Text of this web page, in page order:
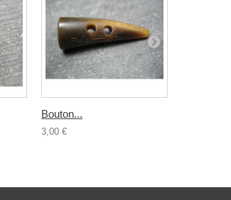
Bouton...
3,00 €